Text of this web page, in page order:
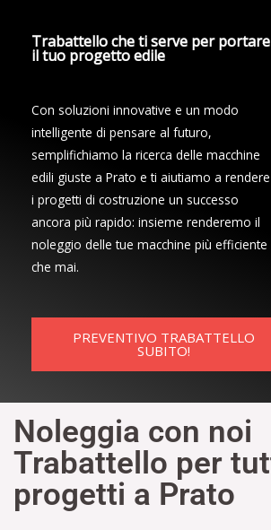
Trabattello che ti serve per
il tuo progetto edile
Con soluzioni innovative e un modo
intelligente di pensare al futuro,
semplifichiamo la ricerca delle macchine
edili giuste a Prato e ti aiutiamo a rendere
i progetti di costruzione un successo
ancora più rapido: insieme renderemo il
noleggio delle tue macchine più efficiente
che mai.
PREVENTIVO TRABATTELLO
SUBITO!
Noleggia con noi
Trabattello per
progetti a Prato